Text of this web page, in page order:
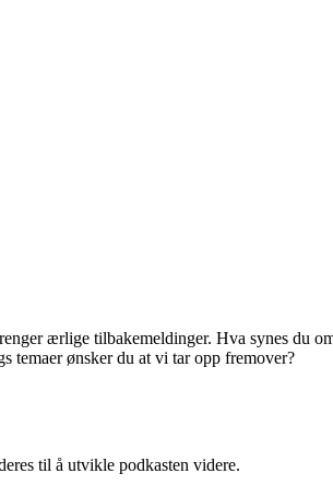
ærlige tilbakemeldinger. Hva synes du
temaer ønsker du at vi tar opp fremover?
til å utvikle podkasten videre.